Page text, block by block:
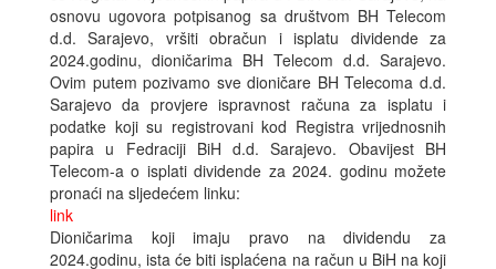
osnovu ugovora potpisanog sa društvom BH Telecom
d.d. Sarajevo, vršiti obračun i isplatu dividende za
2024.godinu, dioničarima BH Telecom d.d. Sarajevo.
Ovim putem pozivamo sve dioničare BH Telecoma d.d.
Sarajevo da provjere ispravnost računa za isplatu i
podatke koji su registrovani kod Registra vrijednosnih
papira u Fedraciji BiH d.d. Sarajevo. Obavijest BH
Telecom-a o isplati dividende za 2024. godinu možete
pronaći na sljedećem linku:
link
Dioničarima koji imaju pravo na dividendu za
2024.godinu, ista će biti isplaćena na račun u BiH na koji